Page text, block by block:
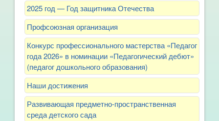
2025 год — Год защитника Отечества
Профсоюзная организация
Конкурс профессионального мастерства «Педагог
года 2026» в номинации «Педагогический дебют»
(педагог дошкольного образования)
Наши достижения
Развивающая предметно-пространственная
среда детского сада